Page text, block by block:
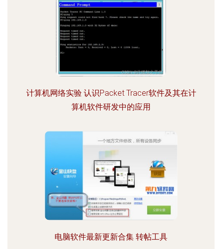
计算机网络实验 认识Packet Tracer软件及其在计
算机软件研发中的应用
电脑软件最新更新合集 转帖工具